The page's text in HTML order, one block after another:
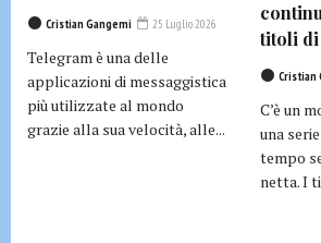
Cristian Gangemi 25 Luglio 2026
Telegram è una delle
applicazioni di messaggistica
più utilizzate al mondo
grazie alla sua velocità, alle...
titoli di
Cristian
C’è un
una
tempo
netta. I